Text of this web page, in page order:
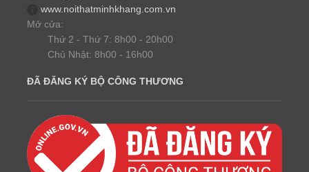
www.noithatminhkhang.com.vn
Mở cửa:
Thứ 2 - Thứ 7: 8h00 - 20h00
Chủ Nhật: 8h00 - 16h00
ĐÃ ĐĂNG KÝ BỘ CÔNG THƯƠNG